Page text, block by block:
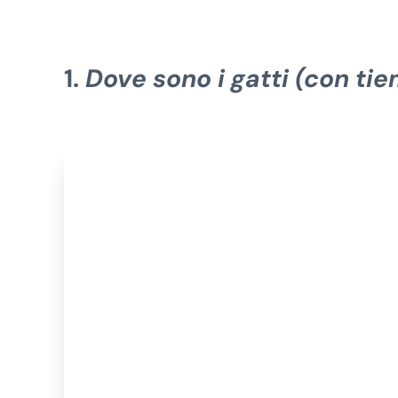
1. Dove sono i gatti (con